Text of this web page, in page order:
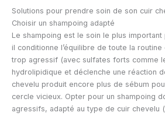
Solutions pour prendre soin de son cuir
Choisir un shampoing adapté
Le shampoing est le soin le plus
il conditionne l’équilibre de toute la routine
trop agressif (avec sulfates forts comme
hydrolipidique et déclenche une réaction
chevelu produit encore plus de sébum
cercle vicieux. Opter pour un shampoing
agressifs, adapté au type de cuir chevelu